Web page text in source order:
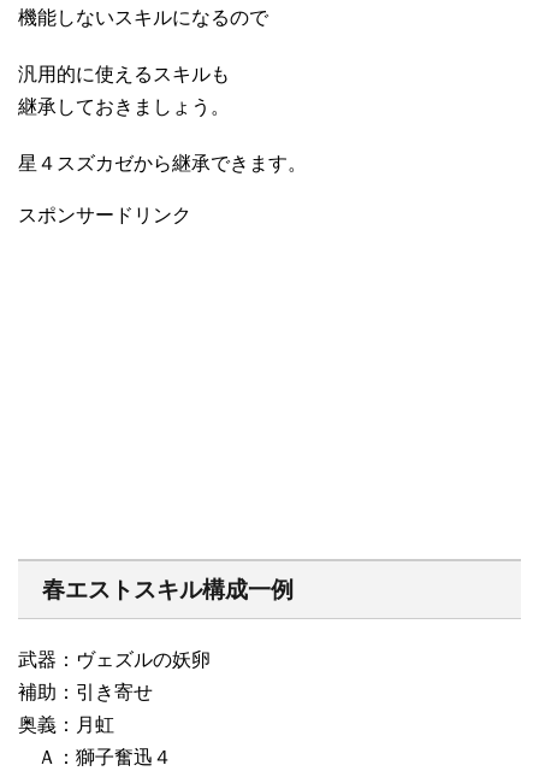
機能しないスキルになるので
汎用的に使えるスキルも
継承しておきましょう。
星４スズカゼから継承できます。
スポンサードリンク
春エストスキル構成一例
武器：ヴェズルの妖卵
補助：引き寄せ
奥義：月虹
Ａ：獅子奮迅４